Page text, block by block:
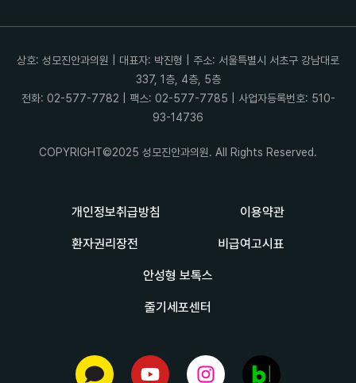
개인정보취급방침 이용약관
환자권리장전 비급여고시표
안성형 보톡스
줄기세포센터
상호: 성모진안과의원 | 대표자: 박진형 | 주소: 서울특별시 서초구 강남대로
337, 1층, 4층, 5층
전화: 02-577-7782 | 팩스: 02-577-7785 | 사업자등록번호: 510-
93-14736
COPYRIGHT©2025 성모진안과의원. All Rights Reserved.